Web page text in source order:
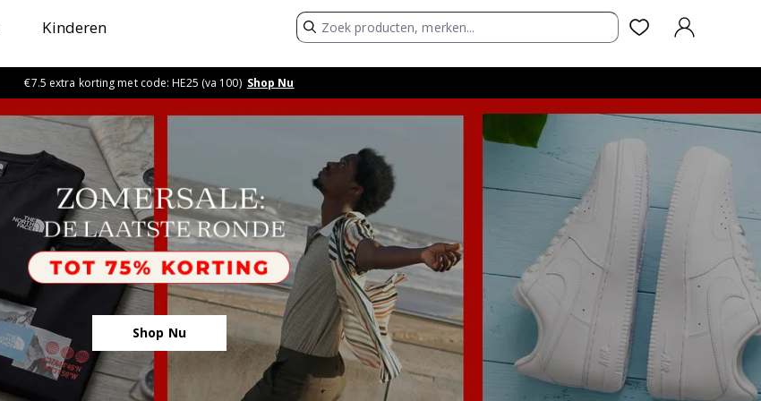
Kinderen AANMELDEN
€7.5 extra korting met code: HE25 (va 100) Shop Nu
Shop Nu